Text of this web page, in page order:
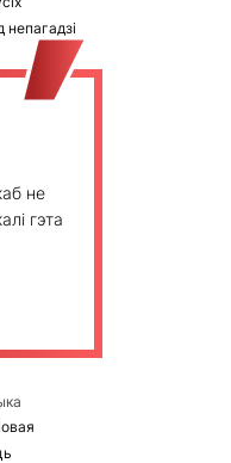
непагадзі
не
гэта